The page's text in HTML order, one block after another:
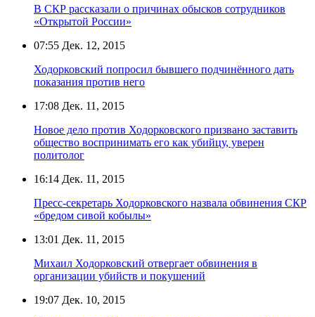
В СКР рассказали о причинах обысков сотрудников
«Открытой России»
07:55 Дек. 12, 2015
Ходорковский попросил бывшего подчинённого дать
показания против него
17:08 Дек. 11, 2015
Новое дело против Ходорковского призвано заставить
общество воспринимать его как убийцу, уверен
политолог
16:14 Дек. 11, 2015
Пресс-секретарь Ходорковского назвала обвинения СКР
«бредом сивой кобылы»
13:01 Дек. 11, 2015
Михаил Ходорковский отвергает обвинения в
организации убийств и покушений
19:07 Дек. 10, 2015